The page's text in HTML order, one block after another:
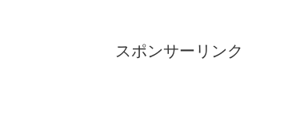
スポンサーリンク